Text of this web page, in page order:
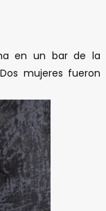
en un bar de la
mujeres fueron